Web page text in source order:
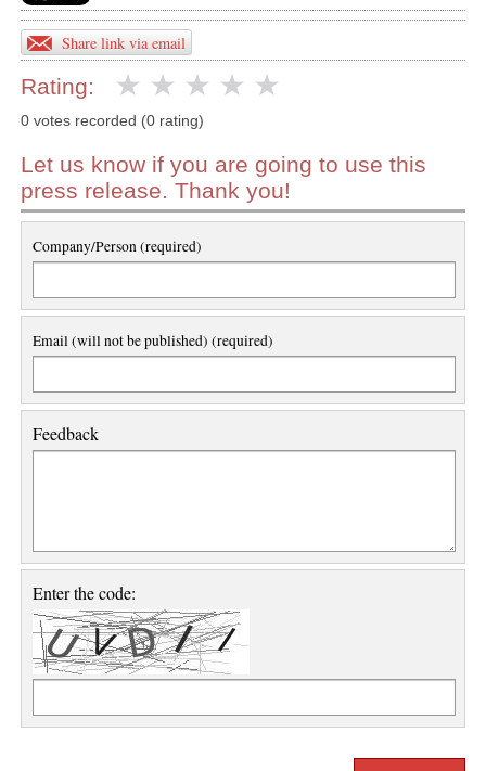
Share link via email
Rating:
0 votes recorded (0 rating)
Let us know if you are going to use this
press release. Thank you!
Company/Person (required)
Email (will not be published) (required)
Feedback
Enter the code: